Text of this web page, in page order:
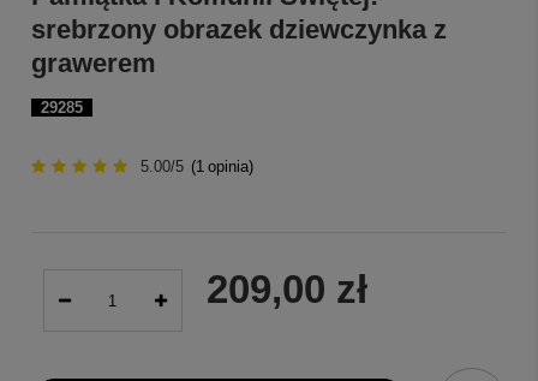
29285
srebrzony obrazek dziewczynka z
grawerem
5.00/5 (1 opinia)
209,00 zł